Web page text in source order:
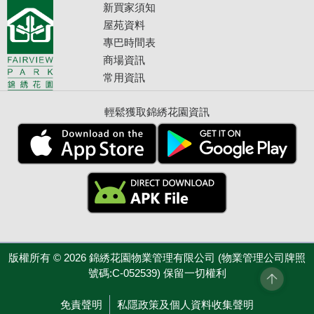
新買家須知
屋苑資料
專巴時間表
商場資訊
常用資訊
輕鬆獲取錦綉花園資訊
版權所有 © 2026 錦綉花園物業管理有限公司 (物業管理公司牌照
號碼:C-052539) 保留一切權利
免責聲明 私隱政策及個人資料收集聲明